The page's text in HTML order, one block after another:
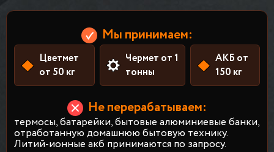
Мы принимаем:
Цветмет
от 50 кг
Чермет от 1
тонны
АКБ от
150 кг
Не перерабатываем:
термосы, батарейки, бытовые алюминиевые банки,
отработанную домашнюю бытовую технику.
Литий-ионные акб принимаются по запросу.